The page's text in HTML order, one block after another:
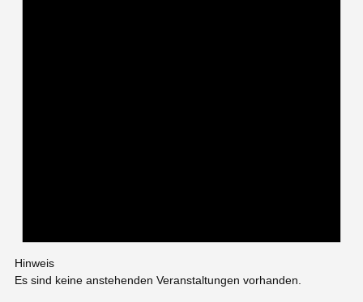
Hinweis
Es sind keine anstehenden Veranstaltungen vorhanden.